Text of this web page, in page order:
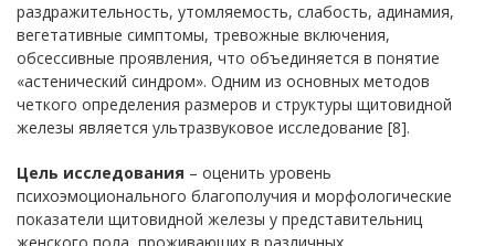
раздражительность, утомляемость, слабость, адинамия,
вегетативные симптомы, тревожные включения,
обсессивные проявления, что объединяется в понятие
«астенический синдром». Одним из основных методов
четкого определения размеров и структуры щитовидной
железы является ультразвуковое исследование [8].
Цель исследования – оценить уровень
психоэмоционального благополучия и морфологические
показатели щитовидной железы у представительниц